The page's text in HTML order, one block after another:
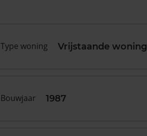
Type woning Vrijstaande woning
Bouwjaar 1987